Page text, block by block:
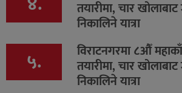
तयारीमा, चार
निकालिने यात्रा
५. विराटनगरमा ८औँ
तयारीमा, चार
निकालिने यात्रा